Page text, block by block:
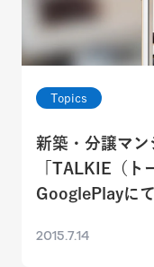
Topics
新築・分譲マン
「TALKIE（ト
GooglePlayに
2015.7.14